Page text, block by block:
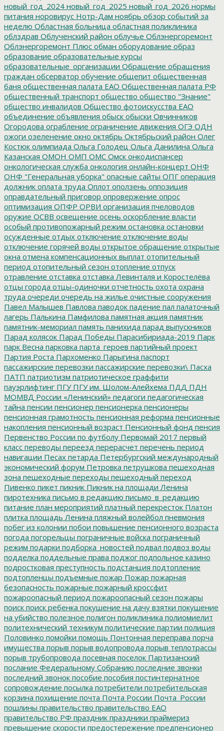
новый_год_2024 новый_год_2025 новый_год_2026 нормы
питания норовирус Нотр-Дам ноябрь обзор событий за
неделю Областная больница областная поликлиника
облздрав Облученский район облучье Облэнергоремонт
Облэнергоремонт Плюс обман оборудование образ
образование образовательные курсы
образовательные_организации Обращение обращения
граждан обсерватор обучение общепит общественная
баня общественная палата ЕАО Общественная палата РФ
общественный транспорт общество общество "Знание"
общество инвалидов Общество фотоискусства ЕАО
объединение объявления обыск обыски Овчинников
Огородова ограбление ограничение движения ОГЭ ОДН
ожоги озеленение окно октябрь Октябрьский район Олег
Костюк олимпиада Ольга Голодец Ольга Данилина Ольга
Казанская ОМОН ОМП ОМС Омск онкодиспансер
онкологическая служба онкология онлайн-концерт ОНФ
ОНФ "Генеральная уборка" опасные сайты ОПГ операция
должник оплата труда Оплот оползень оппозиция
оправдательный приговор опровержение опрос
оптимизация ОПФР ОРВИ организация пчеловодов
оружие ОСВВ освещение осень оскорбление власти
особый противопожарный режим остановка остановки
осужденные отдых отключение отключение воды
отключение горячей воды открытое обращение открытые
окна отмена компенсационных выплат отопительный
период отопительный сезон отопление отпуск
отравление отставка отставка Левинталя и Коростелёва
отцы города отцы-одиночки отчетность охота охрана
труда очереди очередь на жилье очистные сооружения
Павел Малышев Павлова паводок падение пал палаточный
лагерь Палькина Памфилова памятная акция памятник
памятник-мемориал память панихида парад выпускников
Парад колясок Парад Победы Парасибириада-2019 Парк
парк Весна парковка парта_героев партийный проект
Партия Роста Пархоменко Парыгина паспорт
пассажирские перевозки пассажирские перевозки\ Пасха
ПАТП патриотизм патриотическое граффити
пауэрлифтинг ПГУПГУ им. Шолом-Алейхема ПДД ПДН
МОМВД России «Ленинский» педагоги педагогическая
тайна пенсии пенсионер пенсионерка пенсионеры
пенсионная грамотность пенсионная реформа пенсионные
накопления пенсионный возраст Пенсионный фонд пенсия
Первенство России по футболу Первомай 2017 первый
класс переводы переезд перерасчет перечень период
навигации Песах петарда Петербургский международный
экономический форум Петровка петрушкова пешеходная
зона пешеходные переходы пешеходный переход
Пивенко пикет пикник Пикник на площади Ленина
пиротехника письмо в редакцию письмо_в_редакцию
питание план мероприятий платный перекресток Платон
плитка площадь Ленина пляжный волейбол пневмония
побег из колонии побои повышение пенсионного возраста
погода погорельцы пограничные войска пограничный
режим подарки подборка_новостей подвал подвоз воды
подделка поддельные права поджог подпольное казино
подростковая преступность подстанция подтопление
подтопленцы подъемные пожар Пожар пожарная
безопасность пожарные пожарный кроссфит
пожароопасный период пожароопасный сезон пожары
поиск поиск ребенка покушение на дачу взятки покушение
на убийство полезное полигон поликлиника полиомиелит
политехнический техникум политические партии полиция
Половинко помойки помощь Понтонная переправа порча
имущества порыв порыв водопровода порыв теплотрассы
порыв трубопровода посевная поселок Партизанский
послание Федеральному Собранию последние звонки
последний звонок пособие пособия постинтернатное
сопровождение посылка потребители потребительская
корзина похищение почта Почта России Почта_России
пошлины правительство правительство ЕАО
правительство РФ праздник праздники праймериз
превышение скорости предостережение предпенсионер